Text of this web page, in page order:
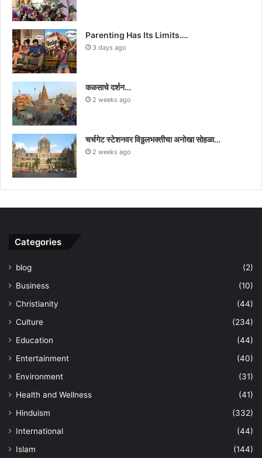
Parenting Has Its Limits….
3 days ago
कळसाचे दर्शन…
2 weeks ago
चर्चगेट स्टेशनवर विठ्ठलभक्तीचा अनोखा सोहळा…
2 weeks ago
Categories
blog
(2)
Business
(10)
Christianity
(44)
Culture
(234)
Education
(44)
Entertainment
(40)
Environment
(31)
Health and Wellness
(41)
Hinduism
(332)
International
(44)
Islam
(144)